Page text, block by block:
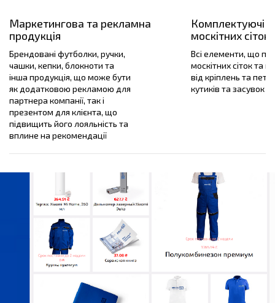
Маркетингова та рекламна
продукція
Брендовані футболки, ручки,
чашки, кепки, блокноти та
інша продукція, що може бути
як додатковою рекламою для
партнера компанії, так і
презентом для клієнта, що
підвищить його лояльність та
вплине на рекомендації
Комплектуючі
москітних сіток
Всі елементи, що
москітних сіток та
від кріплень та
кутиків та засувок